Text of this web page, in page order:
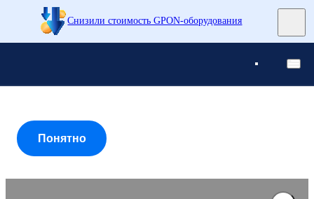
Понятно
Понятно
Снизили стоимость GPON-оборудования